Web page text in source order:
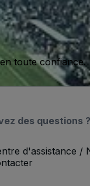
toute confiance.
des questions ?
d'assistance /